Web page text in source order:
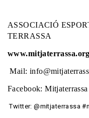
ASSOCIACIÓ
TERRASSA
Mail:
Facebook: Mitjaterrassa
Twitter: @mitjaterrassa